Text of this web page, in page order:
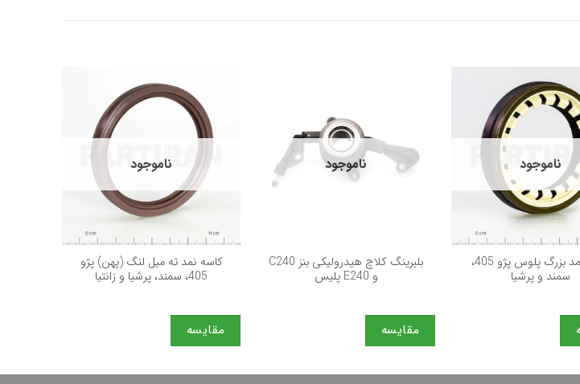
ناموجود
كاسه نمد بزرگ پلوس پژو 405،
سمند و پرشيا
ناموجود
بلبرینگ کلاچ هیدرولیکی بنز C240
و E240 پلیس
مقایسه
+
ناموجود
كاسه نمد ته ميل لنگ (پهن) پژو
405، سمند، پرشيا و زانتيا
مقایسه